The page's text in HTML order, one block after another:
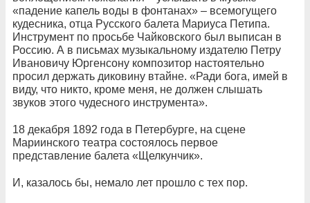
«падение капель воды в фонтанах» – всемогущего
кудесника, отца Русского балета Мариуса Петипа.
Инструмент по просьбе Чайковского был выписан в
Россию. А в письмах музыкальному издателю Петру
Ивановичу Юргенсону композитор настоятельно
просил держать диковину втайне. «Ради бога, имей в
виду, что никто, кроме меня, не должен слышать
звуков этого чудесного инструмента».
18 декабря 1892 года в Петербурге, на сцене
Мариинского театра состоялось первое
представление балета «Щелкунчик».
И, казалось бы, немало лет прошло с тех пор.